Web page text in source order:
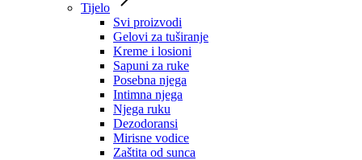
Tijelo
Svi proizvodi
Gelovi za tuširanje
Kreme i losioni
Sapuni za ruke
Posebna njega
Intimna njega
Njega ruku
Dezodoransi
Mirisne vodice
Zaštita od sunca